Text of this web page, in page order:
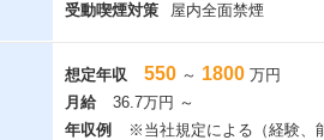
受動喫煙対策
屋内全面禁煙
想定年収 550 ～ 1800 万円
月給
36.7万円 ～
年収例
※当社規定による（経験、